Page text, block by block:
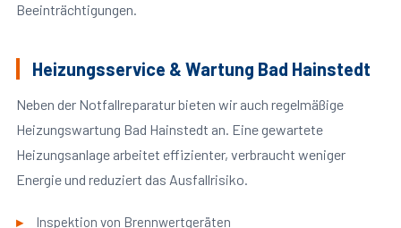
Beeinträchtigungen.
Heizungsservice & Wartung Bad Hainstedt
Neben der Notfallreparatur bieten wir auch regelmäßige
Heizungswartung Bad Hainstedt an. Eine gewartete
Heizungsanlage arbeitet effizienter, verbraucht weniger
Energie und reduziert das Ausfallrisiko.
Inspektion von Brennwertgeräten